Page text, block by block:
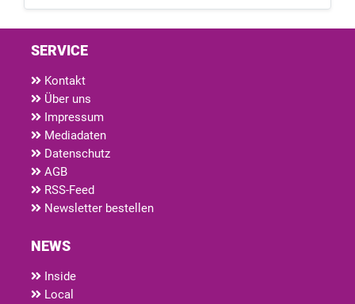
SERVICE
Kontakt
Über uns
Impressum
Mediadaten
Datenschutz
AGB
RSS-Feed
Newsletter bestellen
NEWS
Inside
Local